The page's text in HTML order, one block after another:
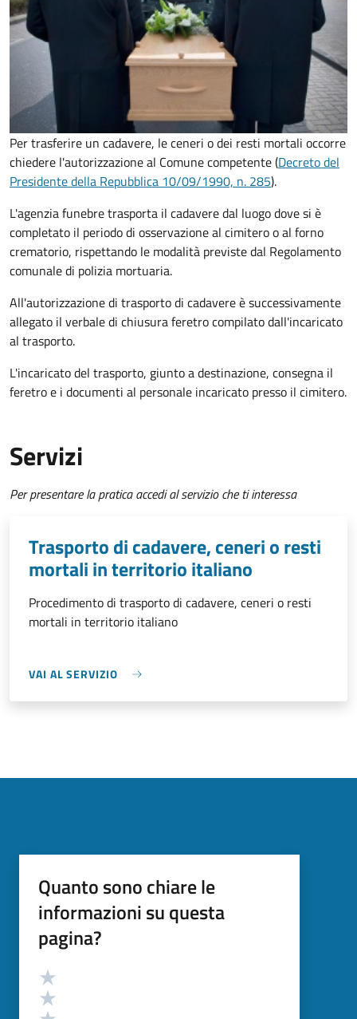
Per trasferire un cadavere, le ceneri o dei resti mortali occorre
chiedere l'autorizzazione al Comune competente (Decreto del
Presidente della Repubblica 10/09/1990, n. 285).
L'agenzia funebre trasporta il cadavere dal luogo dove si è
completato il periodo di osservazione al cimitero o al forno
crematorio, rispettando le modalità previste dal Regolamento
comunale di polizia mortuaria.
All'autorizzazione di trasporto di cadavere è successivamente
allegato il verbale di chiusura feretro compilato dall'incaricato
al trasporto.
L'incaricato del trasporto, giunto a destinazione, consegna il
feretro e i documenti al personale incaricato presso il cimitero.
Servizi
Per presentare la pratica accedi al servizio che ti interessa
Trasporto di cadavere, ceneri o resti
mortali in territorio italiano
Procedimento di trasporto di cadavere, ceneri o resti
mortali in territorio italiano
VAI AL SERVIZIO
Quanto sono chiare le
informazioni su questa
pagina?
Valutazione